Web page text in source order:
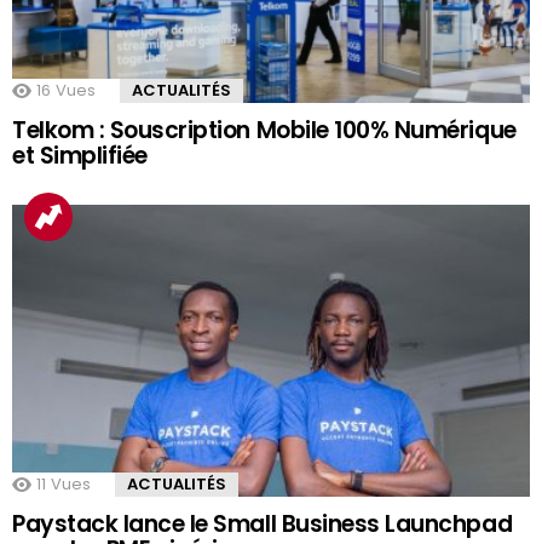
16 Vues ACTUALITÉS
Telkom : Souscription Mobile 100% Numérique
et Simplifiée
11 Vues ACTUALITÉS
Paystack lance le Small Business Launchpad